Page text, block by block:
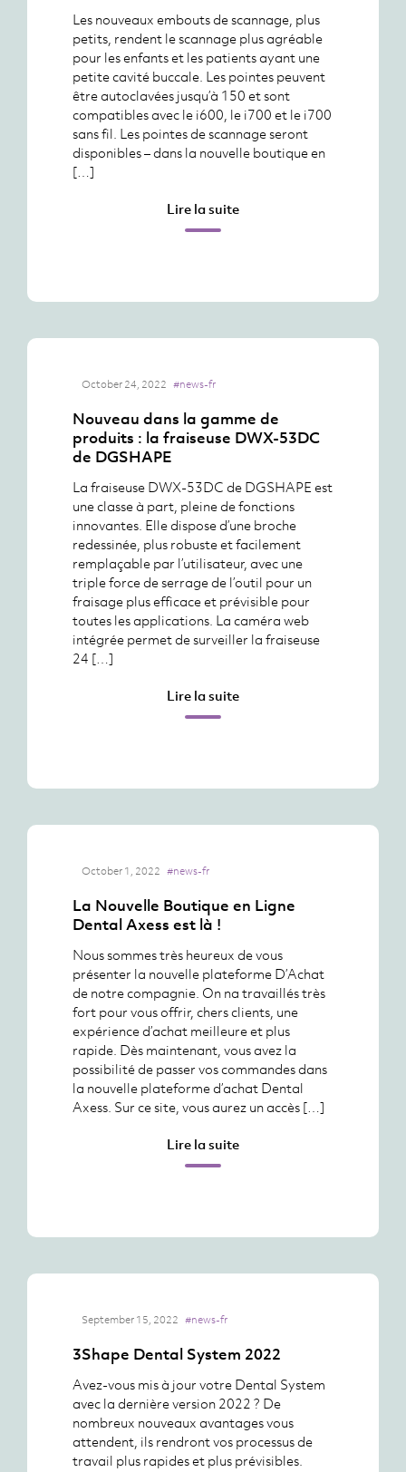
Les nouveaux embouts de scannage, plus
petits, rendent le scannage plus agréable
pour les enfants et les patients ayant une
petite cavité buccale. Les pointes peuvent
être autoclavées jusqu’à 150 et sont
compatibles avec le i600, le i700 et le i700
sans fil. Les pointes de scannage seront
disponibles – dans la nouvelle boutique en
[…]
Lire la suite
October 24, 2022 #news-fr
Nouveau dans la gamme de
produits : la fraiseuse DWX-53DC
de DGSHAPE
La fraiseuse DWX-53DC de DGSHAPE est
une classe à part, pleine de fonctions
innovantes. Elle dispose d’une broche
redessinée, plus robuste et facilement
remplaçable par l’utilisateur, avec une
triple force de serrage de l’outil pour un
fraisage plus efficace et prévisible pour
toutes les applications. La caméra web
intégrée permet de surveiller la fraiseuse
24 […]
Lire la suite
October 1, 2022 #news-fr
La Nouvelle Boutique en Ligne
Dental Axess est là !
Nous sommes très heureux de vous
présenter la nouvelle plateforme D’Achat
de notre compagnie. On na travaillés très
fort pour vous offrir, chers clients, une
expérience d’achat meilleure et plus
rapide. Dès maintenant, vous avez la
possibilité de passer vos commandes dans
la nouvelle plateforme d’achat Dental
Axess. Sur ce site, vous aurez un accès […]
Lire la suite
September 15, 2022 #news-fr
3Shape Dental System 2022
Avez-vous mis à jour votre Dental System
avec la dernière version 2022 ? De
nombreux nouveaux avantages vous
attendent, ils rendront vos processus de
travail plus rapides et plus prévisibles.